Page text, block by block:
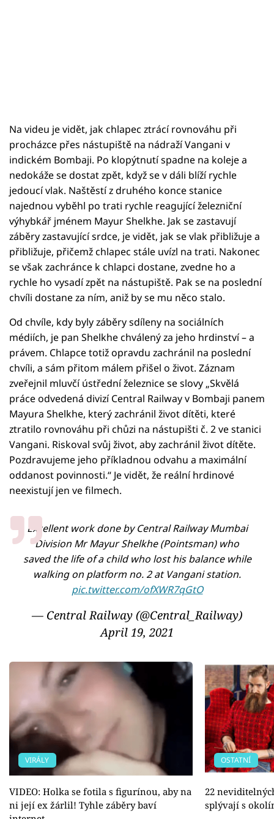
Na videu je vidět, jak chlapec ztrácí rovnováhu při
procházce přes nástupiště na nádraží Vangani v
indickém Bombaji. Po klopýtnutí spadne na koleje a
nedokáže se dostat zpět, když se v dáli blíží rychle
jedoucí vlak. Naštěstí z druhého konce stanice
najednou vyběhl po trati rychle reagující železniční
výhybkář jménem Mayur Shelkhe. Jak se zastavují
záběry zastavující srdce, je vidět, jak se vlak přibližuje a
přibližuje, přičemž chlapec stále uvízl na trati. Nakonec
se však zachránce k chlapci dostane, zvedne ho a
rychle ho vysadí zpět na nástupiště. Pak se na poslední
chvíli dostane za ním, aniž by se mu něco stalo.
Od chvíle, kdy byly záběry sdíleny na sociálních
médiích, je pan Shelkhe chválený za jeho hrdinství – a
právem. Chlapce totiž opravdu zachránil na poslední
chvíli, a sám přitom málem přišel o život. Záznam
zveřejnil mluvčí ústřední železnice se slovy „Skvělá
práce odvedená divizí Central Railway v Bombaji panem
Mayura Shelkhe, který zachránil život dítěti, které
ztratilo rovnováhu při chůzi na nástupišti č. 2 ve stanici
Vangani. Riskoval svůj život, aby zachránil život dítěte.
Pozdravujeme jeho příkladnou odvahu a maximální
oddanost povinnosti.“ Je vidět, že reální hrdinové
neexistují jen ve filmech.
Excellent work done by Central Railway Mumbai
Division Mr Mayur Shelkhe (Pointsman) who
saved the life of a child who lost his balance while
walking on platform no. 2 at Vangani station.
pic.twitter.com/ofXWR7qGtO
— Central Railway (@Central_Railway)
April 19, 2021
VIRÁLY
VIDEO: Holka se fotila s figurínou, aby na
ni její ex žárlil! Tyhle záběry baví
OSTATNÍ
22
splývají s